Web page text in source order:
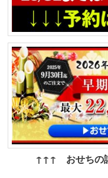
↑↑↑ おせちの